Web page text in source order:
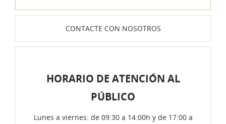
CONTACTE CON NOSOTROS
HORARIO DE ATENCIÓN AL
PÚBLICO
Lunes a viernes: de 09:30 a 14:00h y de 17:00 a